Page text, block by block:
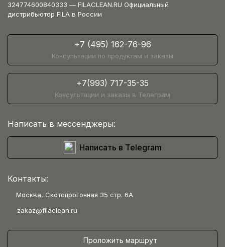
324774600840333 — FILACLEAN.RU Официальный
дистрибьютор FILA в России
+7 (495) 162-76-96
Консультации по продуктам и заказы
+7(993) 717-35-35
Консультации и заказы в Телеграм
Написать в мессенджеры:
Написать в Telegram
Контакты:
Москва, Скотопрогонная 35 стр. 6А
zakaz@filaclean.ru
Проложить маршрут